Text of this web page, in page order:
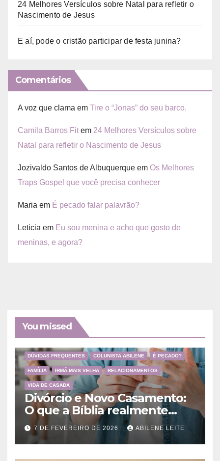
24 Melhores Versículos sobre Natal para refletir o
Nascimento de Jesus
E aí, pode o cristão participar de festa junina?
Comentários
A voz que clama em Tire o “Jonas” do seu barco.
Camila Barros Fit em 24 Melhores Versículos sobre
Natal para refletir o Nascimento de Jesus
Jozivaldo Santos de Albuquerque em Os Melhores
Traps Gospel que você precisa conhecer
Maria em É pecado falar palavrão?
Leticia em Eu sou menina e acho que gosto de
meninas, e agora?
You missed
DÚVIDAS FREQUENTES COLUNISTA ABILENE É PECADO?
FAMÍLIA IRMÃ MAIS VELHA RELACIONAMENTOS
VIDA DE CASADA
Divórcio e Novo Casamento:
O que a Bíblia realmente
ensina
7 DE FEVEREIRO DE 2026 ABILENE LEITE